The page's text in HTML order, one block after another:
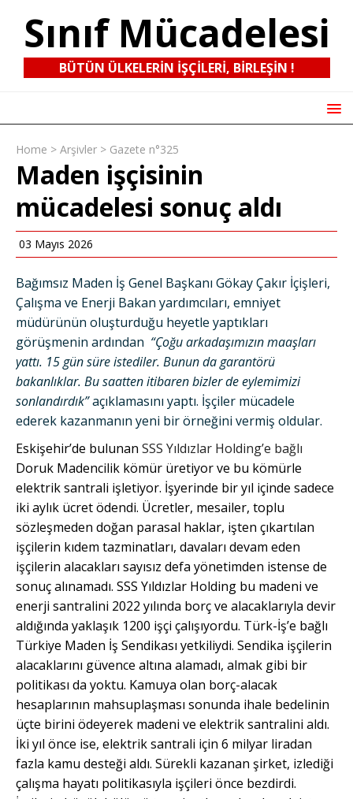
Sınıf Mücadelesi
BÜTÜN ÜLKELERIN IŞÇILERI, BIRLEŞIN !
Home > Arşivler > Gazete n°325
Maden işçisinin
mücadelesi sonuç aldı
03 Mayıs 2026
Bağımsız Maden İş Genel Başkanı Gökay Çakır İçişleri,
Çalışma ve Enerji Bakan yardımcıları, emniyet
müdürünün oluşturduğu heyetle yaptıkları
görüşmenin ardından “Çoğu arkadaşımızın maaşları
yattı. 15 gün süre istediler. Bunun da garantörü
bakanlıklar. Bu saatten itibaren bizler de eylemimizi
sonlandırdık”açıklamasını yaptı. İşçiler mücadele
ederek kazanmanın yeni bir örneğini vermiş oldular.
Eskişehir’de bulunan SSS Yıldızlar Holding’e bağlı
Doruk Madencilik kömür üretiyor ve bu kömürle
elektrik santrali işletiyor. İşyerinde bir yıl içinde sadece
iki aylık ücret ödendi. Ücretler, mesailer, toplu
sözleşmeden doğan parasal haklar, işten çıkartılan
işçilerin kıdem tazminatları, davaları devam eden
işçilerin alacakları sayısız defa yönetimden istense de
sonuç alınamadı. SSS Yıldızlar Holding bu madeni ve
enerji santralini 2022 yılında borç ve alacaklarıyla devir
aldığında yaklaşık 1200 işçi çalışıyordu. Türk-İş’e bağlı
Türkiye Maden İş Sendikası yetkiliydi. Sendika işçilerin
alacaklarını güvence altına alamadı, almak gibi bir
politikası da yoktu. Kamuya olan borç-alacak
hesaplarının mahsuplaşması sonunda ihale bedelinin
üçte birini ödeyerek madeni ve elektrik santralini aldı.
İki yıl önce ise, elektrik santrali için 6 milyar liradan
fazla kamu desteği aldı. Sürekli kazanan şirket, izlediği
çalışma hayatı politikasıyla işçileri önce bezdirdi.